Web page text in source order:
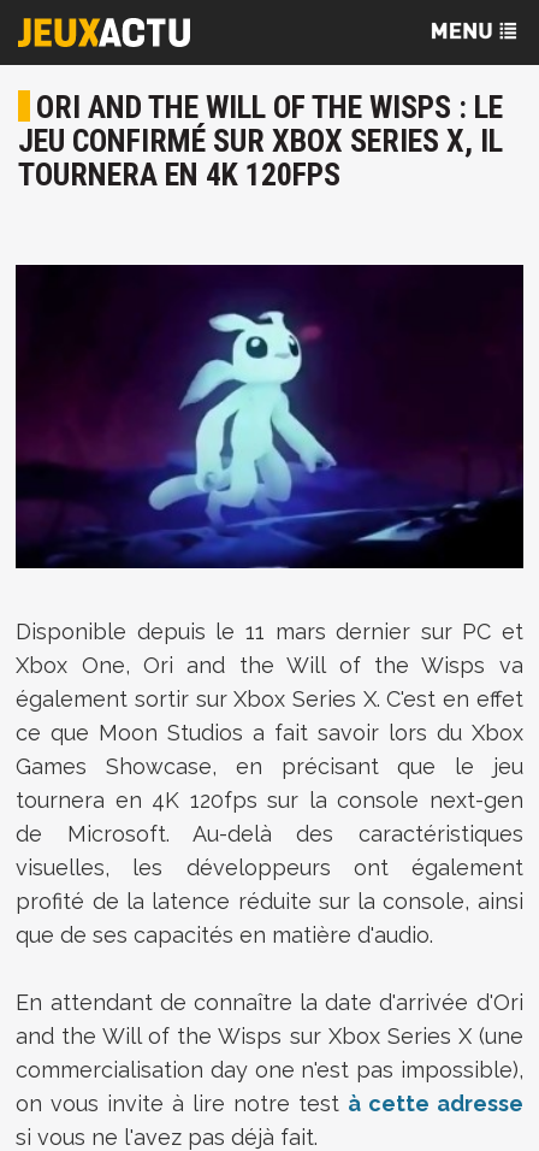
ORI AND THE WILL OF THE WISPS : LE
JEU CONFIRMÉ SUR XBOX SERIES X, IL
TOURNERA EN 4K 120FPS
Disponible depuis le 11 mars dernier sur PC et
Xbox One, Ori and the Will of the Wisps va
également sortir sur Xbox Series X. C'est en effet
ce que Moon Studios a fait savoir lors du Xbox
Games Showcase, en précisant que le jeu
tournera en 4K 120fps sur la console next-gen
de Microsoft. Au-delà des caractéristiques
visuelles, les développeurs ont également
profité de la latence réduite sur la console, ainsi
que de ses capacités en matière d'audio.
En attendant de connaître la date d'arrivée d'Ori
and the Will of the Wisps sur Xbox Series X (une
commercialisation day one n'est pas impossible),
on vous invite à lire notre test à cette adresse
si vous ne l'avez pas déjà fait.